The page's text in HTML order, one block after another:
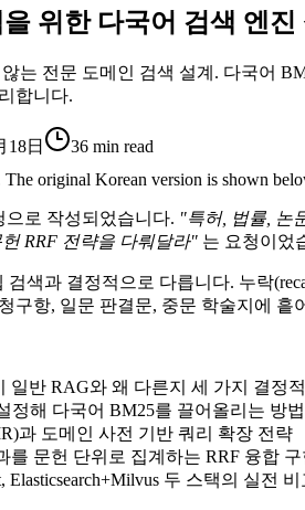
위한 다국어 검색 엔
는 전문 도메인 검색 설계. 다국어
합니다.
18日 36 min read
The original Korean version is shown
으로 작성되었습니다. "특허, 법률, 논
RRF 전략을 다뤄달라" 는 요청이었
검색과 결정적으로 다릅니다. 누락
구항, 일문 판결문, 중문 학술지에 흩
일반 RAG와 왜 다른지 세 가지 결정적
정해 다국어 BM25를 끌어올리는 방법
과 도메인 사전 기반 쿼리 확장 전략
를 문헌 단위로 집계하는 RRF 융합 구
Elasticsearch+Milvus 두 스택의 실전 비